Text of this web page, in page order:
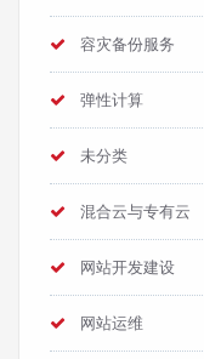
容灾备份服务
弹性计算
未分类
混合云与专有云
网站开发建设
网站运维